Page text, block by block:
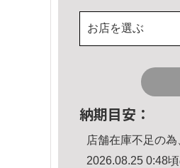
お店を選ぶ
納期目安：
店舗在庫不足の為
2026.08.25 0:48